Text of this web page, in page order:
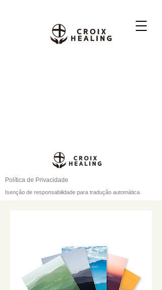
Política de Privacidade
Isenção de responsabilidade para tradução automática